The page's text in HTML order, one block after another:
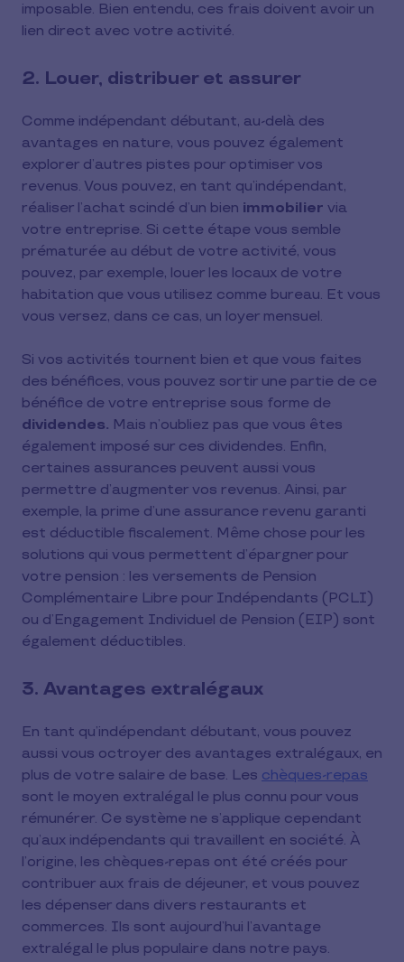
imposable. Bien entendu, ces frais doivent avoir un
lien direct avec votre activité.
2. Louer, distribuer et assurer
Comme indépendant débutant, au-delà des
avantages en nature, vous pouvez également
explorer d’autres pistes pour optimiser vos
revenus. Vous pouvez, en tant qu’indépendant,
réaliser l’achat scindé d’un bien immobilier via
votre entreprise. Si cette étape vous semble
prématurée au début de votre activité, vous
pouvez, par exemple, louer les locaux de votre
habitation que vous utilisez comme bureau. Et vous
vous versez, dans ce cas, un loyer mensuel.
Si vos activités tournent bien et que vous faites
des bénéfices, vous pouvez sortir une partie de ce
bénéfice de votre entreprise sous forme de
dividendes. Mais n’oubliez pas que vous êtes
également imposé sur ces dividendes. Enfin,
certaines assurances peuvent aussi vous
permettre d’augmenter vos revenus. Ainsi, par
exemple, la prime d’une assurance revenu garanti
est déductible fiscalement. Même chose pour les
solutions qui vous permettent d’épargner pour
votre pension : les versements de Pension
Complémentaire Libre pour Indépendants (PCLI)
ou d’Engagement Individuel de Pension (EIP) sont
également déductibles.
3. Avantages extralégaux
En tant qu’indépendant débutant, vous pouvez
aussi vous octroyer des avantages extralégaux, en
plus de votre salaire de base. Les chèques-repas
sont le moyen extralégal le plus connu pour vous
rémunérer. Ce système ne s’applique cependant
qu’aux indépendants qui travaillent en société. À
l’origine, les chèques-repas ont été créés pour
contribuer aux frais de déjeuner, et vous pouvez
les dépenser dans divers restaurants et
commerces. Ils sont aujourd’hui l’avantage
extralégal le plus populaire dans notre pays.